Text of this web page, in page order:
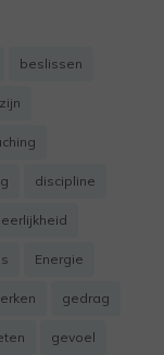
beslissen
discipline
eerlijkheid
Energie
gedrag
gevoel